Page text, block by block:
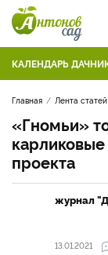
КАЛЕНДАРЬ
Главная Лента статей
«Гномьи»
проекта
журнал
13.01.2021